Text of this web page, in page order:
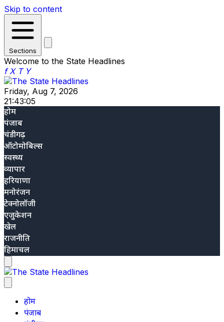
Skip to content
Sections
Welcome to the State Headlines
f X T Y
Friday, Aug 7, 2026
21:43:06
होम
पंजाब
चंडीगढ़
ऑटोमोबिल्स
स्वस्थ्य
व्यापार
हरियाणा
मनोरंजन
टेक्नोलॉजी
एजुकेशन
खेल
राजनीति
हिमाचल
होम
पंजाब